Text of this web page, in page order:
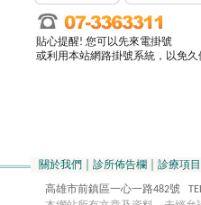
貼心提醒! 您可以先來電掛號
或利用本站網路掛號系統，以免久
關於我們 診所佈告欄 診療項目
高雄市前鎮區一心一路482號